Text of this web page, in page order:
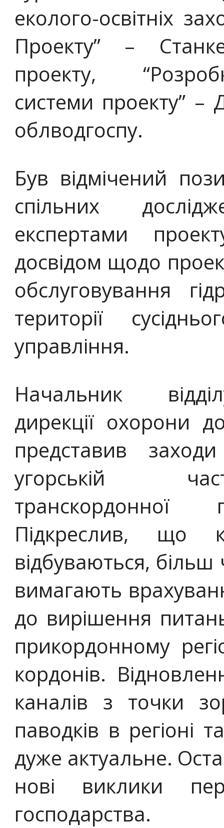
еколого-освітніх
Проекту” –
проекту,
системи проекту” –
облводгоспу.
Був відмічений
спільних
експертами
досвідом щодо
обслуговування
території
управління.
Начальник
дирекції охорони
представив
угорській
транскордонної
Підкреслив, що
відбуваються, більш
вимагають
до вирішення
прикордонному
кордонів.
каналів з точки
паводків в регіоні
дуже актуальне.
нові виклики
господарства.